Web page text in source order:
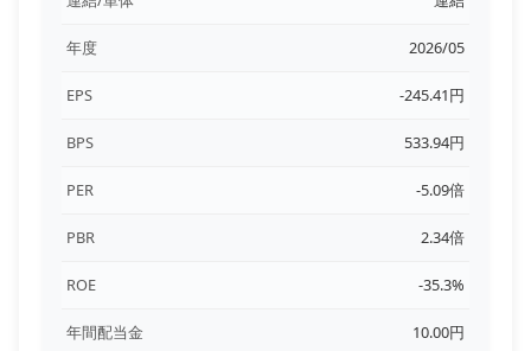
年度 2026/05
EPS -245.41円
BPS 533.94円
PER -5.09倍
PBR 2.34倍
ROE -35.3%
年間配当金 10.00円